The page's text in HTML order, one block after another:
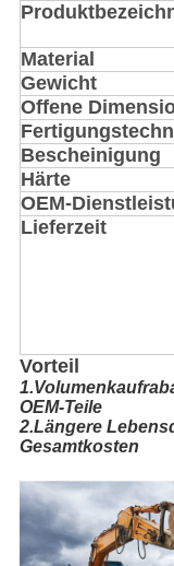
Material
Gewicht
Offene
Bescheinigung
Härte
OEM-
Lieferzeit
Vorteil
OEM-Teile
2.Längere
Gesamtkosten